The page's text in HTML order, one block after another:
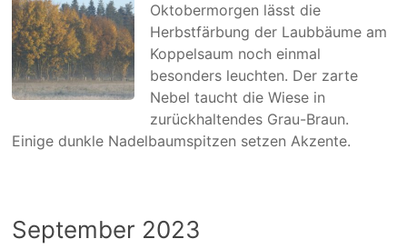
Oktobermorgen lässt die
Herbstfärbung der Laubbäume am
Koppelsaum noch einmal
besonders leuchten. Der zarte
Nebel taucht die Wiese in
zurückhaltendes Grau-Braun.
Einige dunkle Nadelbaumspitzen setzen Akzente.
September 2023